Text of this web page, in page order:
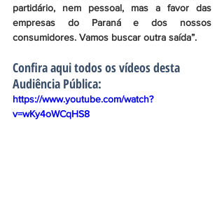
partidário, nem pessoal, mas a favor das
empresas do Paraná e dos nossos
consumidores. Vamos buscar outra saída”.
Confira aqui todos os vídeos desta
Audiência Pública:
https://www.youtube.com/watch?
v=wKy4oWCqHS8